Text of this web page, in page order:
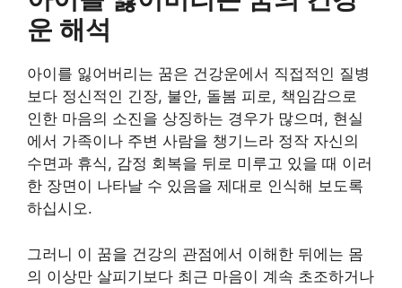
운 해석
아이를 잃어버리는 꿈은 건강운에서 직접적인 질병
보다 정신적인 긴장, 불안, 돌봄 피로, 책임감으로
인한 마음의 소진을 상징하는 경우가 많으며, 현실
에서 가족이나 주변 사람을 챙기느라 정작 자신의
수면과 휴식, 감정 회복을 뒤로 미루고 있을 때 이러
한 장면이 나타날 수 있음을 제대로 인식해 보도록
하십시오.
그러니 이 꿈을 건강의 관점에서 이해한 뒤에는 몸
의 이상만 살피기보다 최근 마음이 계속 초조하거나